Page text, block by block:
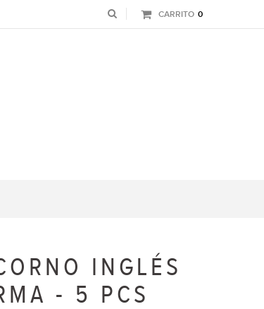
CARRITO 0
INGLÉS
- 5 PCS